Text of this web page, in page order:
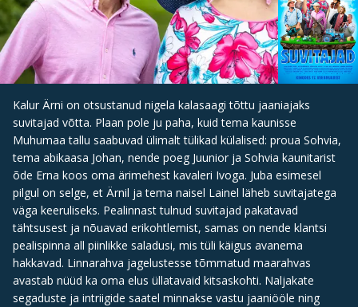
Kalur Ärni on otsustanud nigela kalasaagi tõttu jaaniajaks
suvitajad võtta. Plaan pole ju paha, kuid tema kaunisse
Muhumaa tallu saabuvad ülimalt tülikad külalised: proua Sohvia,
tema abikaasa Johan, nende poeg Juunior ja Sohvia kaunitarist
õde Erna koos oma ärimehest kavaleri Ivoga. Juba esimesel
pilgul on selge, et Ärnil ja tema naisel Lainel läheb suvitajatega
väga keeruliseks. Pealinnast tulnud suvitajad pakatavad
tähtsusest ja nõuavad erikohtlemist, samas on nende klantsi
pealispinna all piinlikke saladusi, mis tüli käigus avanema
hakkavad. Linnarahva jagelustesse tõmmatud maarahvas
avastab nüüd ka oma elus üllatavaid kitsaskohti. Naljakate
segaduste ja intriigide saatel minnakse vastu jaaniööle ning